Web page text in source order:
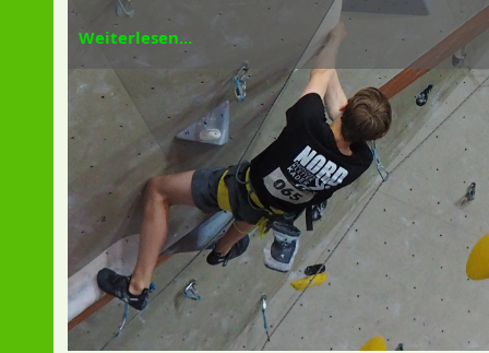
Weiterlesen...